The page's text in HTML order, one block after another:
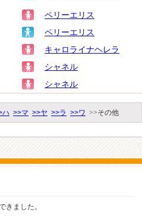
ペリーエリス
ペリーエリス
キャロライナヘレラ
シャネル
シャネル
ハ >>マ >>ヤ >>ラ >>ワ >>その他
きました。